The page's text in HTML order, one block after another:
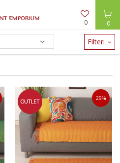
0
0
20% - zalihe brzo nestaju!
Filteri
29%